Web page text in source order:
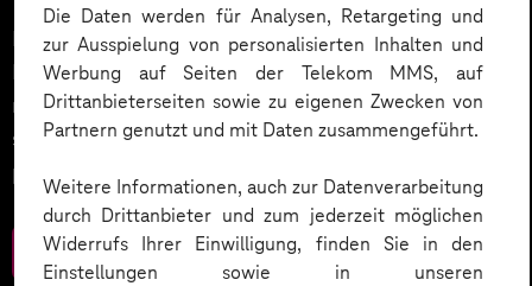
Die Daten werden für Analysen, Retargeting und
zur Ausspielung von personalisierten Inhalten und
Werbung auf Seiten der Telekom MMS, auf
Drittanbieterseiten sowie zu eigenen Zwecken von
Partnern genutzt und mit Daten zusammengeführt.
Weitere Informationen, auch zur Datenverarbeitung
durch Drittanbieter und zum jederzeit möglichen
Widerrufs Ihrer Einwilligung, finden Sie in den
Einstellungen sowie in unseren
Datenschutz in KI-Projekten leicht gemacht:
Entdecken Sie 10 entscheidende Schritte, um
rechtliche Anforderungen zu erfüllen, Vertrauen zu
stärken und Innovation sicher zu gestalten – inklusive
praktischer Checkliste zum Download.
Zum Download